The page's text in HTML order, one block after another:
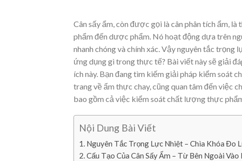
Cân sấy ẩm, còn được gọi là cân phân tích ẩm,
phẩm đến dược phẩm. Nó hoạt động dựa trên
nhanh chóng và chính xác. Vậy nguyên tắc trọng
ứng dụng gì trong thực tế? Bài viết này sẽ giải
ích này. Bạn đang tìm kiếm giải pháp kiểm soát
trang về ẩm thực chay, cũng quan tâm đến việc
bao gồm cả việc kiểm soát chất lượng thực
Nội Dung Bài Viết
Nguyên Tắc Trọng Lực Nhiệt – Chìa Khóa Đo
Cấu Tạo Của Cân Sấy Ẩm – Từ Bên Ngoài